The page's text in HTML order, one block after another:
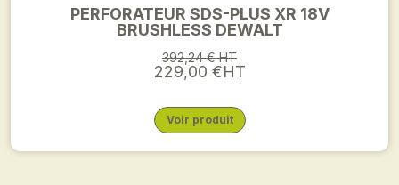
PERFORATEUR SDS-PLUS XR 18V
BRUSHLESS DEWALT
392,24 € HT
229,00 €HT
Voir produit